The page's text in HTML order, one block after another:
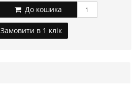
До кошика
Замовити в 1 клік